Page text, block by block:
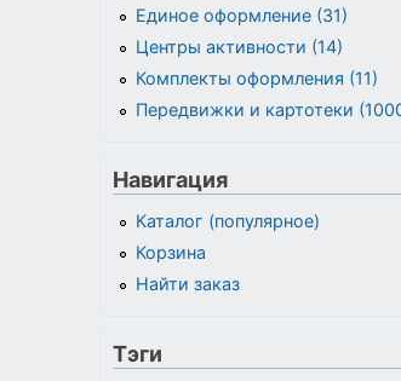
Единое оформление (31)
Центры активности (14)
Комплекты оформления (11)
Передвижки и картотеки
Навигация
Каталог (популярное)
Корзина
Найти заказ
Тэги